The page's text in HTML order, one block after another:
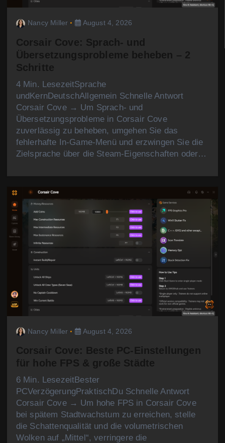
Nancy Miller August 4, 2026
Corsair Cove: Sprach- und
Übersetzungsprobleme beheben – 2
Schritte
4 Min. LesezeitSprache
undKernDeutschAllgemein Schnelle Antwort
Corsair Cove → Um Sprach- und
Übersetzungsprobleme in Corsair Cove
zuverlässig zu beheben, umgehen Sie das
fehlerhafte In-Game-Menü und erzwingen Sie die
Zielsprache über die Steam-Eigenschaften oder…
Nancy Miller August 4, 2026
Corsair Cove: Beste PC-Einstellungen
für hohe FPS & große Städte
6 Min. LesezeitBester
PCVerzögerungPraktischDu Schnelle Antwort
Corsair Cove → Um hohe FPS in Corsair Cove
bei spätem Stadtwachstum zu erreichen, stelle
die Schattenqualität und die volumetrischen
Wolken auf „Mittel“, verringere die